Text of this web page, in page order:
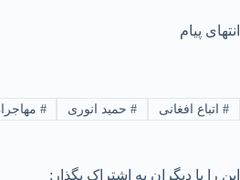
انتهای پیام
#اتباع افغانی #حمید انوری #
این را با دیگران به اشتراک بگذار: